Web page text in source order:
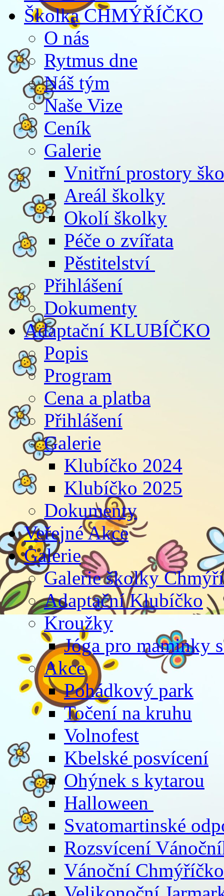
Školka CHMÝŘÍČKO
O nás
Rytmus dne
Náš tým
Naše Vize
Ceník
Galerie
Vnitřní prostory
Areál školky
Okolí školky
Péče o zvířata
Pěstitelství
Přihlášení
Dokumenty
Adaptační KLUBÍČKO
Popis
Program
Cena a platba
Přihlášení
Galerie
Klubíčko 2024
Klubíčko 2025
Dokumenty
Veřejné Akce
Galerie
Galerie školky
Adaptační Klubíčko
Kroužky
Jóga pro maminky
Akce
Pohádkový park
Točení na kruhu
Volnofest
Kbelské posvícení
Ohýnek s kytarou
Halloween
Svatomartinské
Rozsvícení
Vánoční